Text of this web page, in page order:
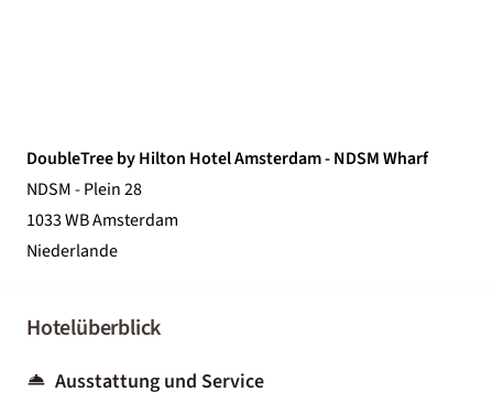
DoubleTree by Hilton Hotel Amsterdam - NDSM Wharf
NDSM - Plein 28
1033 WB Amsterdam
Niederlande
Hotelüberblick
Ausstattung und Service